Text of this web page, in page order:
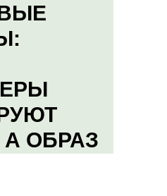
ОБРАЗ